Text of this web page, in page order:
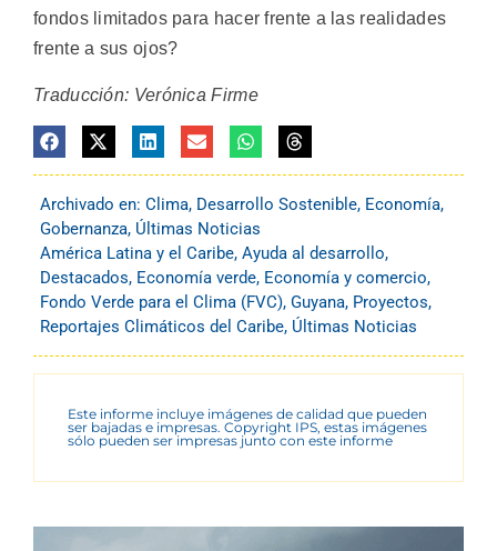
fondos limitados para hacer frente a las realidades
frente a sus ojos?
Traducción: Verónica Firme
Archivado en: Clima, Desarrollo Sostenible, Economía,
Gobernanza, Últimas Noticias
América Latina y el Caribe, Ayuda al desarrollo,
Destacados, Economía verde, Economía y comercio,
Fondo Verde para el Clima (FVC), Guyana, Proyectos,
Reportajes Climáticos del Caribe, Últimas Noticias
Este informe incluye imágenes de calidad que pueden
ser bajadas e impresas. Copyright IPS, estas imágenes
sólo pueden ser impresas junto con este informe